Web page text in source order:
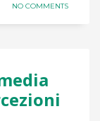
NO COMMENTS